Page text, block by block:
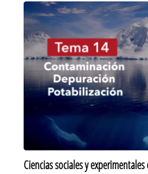
Ciencias sociales y